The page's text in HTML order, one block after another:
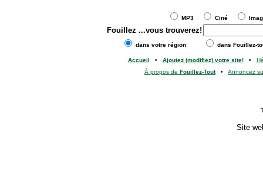
MP3 Ciné
Fouillez ...vous trouverez!
dans votre région dans Fouillez-
Accueil • Ajoutez (modifiez) votre site!•
À propos de Fouillez-Tout• Annoncez
Site